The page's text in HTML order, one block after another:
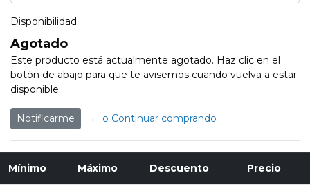
Disponibilidad:
Agotado
Este producto está actualmente agotado. Haz clic en el
botón de abajo para que te avisemos cuando vuelva a estar
disponible.
Notificarme ← o Continuar comprando
Mínimo Máximo Descuento Precio